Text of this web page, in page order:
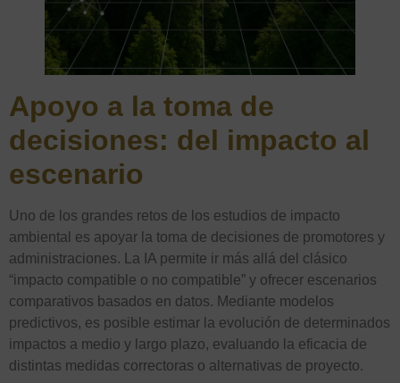
Apoyo a la toma de
decisiones: del impacto al
escenario
Uno de los grandes retos de los estudios de impacto
ambiental es apoyar la toma de decisiones de promotores y
administraciones. La IA permite ir más allá del clásico
“impacto compatible o no compatible” y ofrecer escenarios
comparativos basados en datos. Mediante modelos
predictivos, es posible estimar la evolución de determinados
impactos a medio y largo plazo, evaluando la eficacia de
distintas medidas correctoras o alternativas de proyecto.